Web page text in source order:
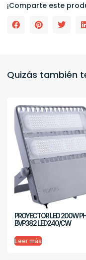
¡Comparte este
Quizás también
PROYECTOR LED 200W
BVP382 LED240/CW
Leer más